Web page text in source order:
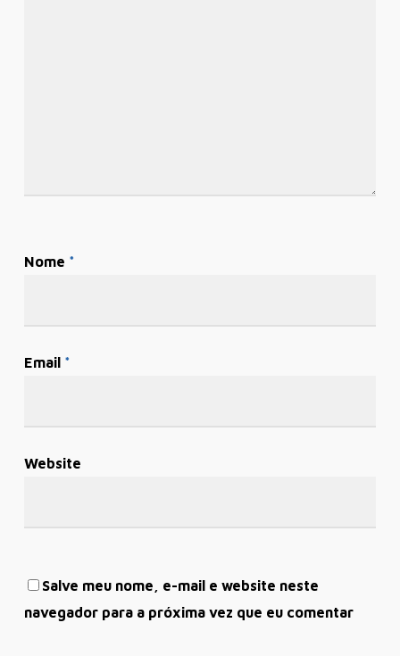
Nome *
Email *
Website
Salve meu nome, e-mail e website neste
navegador para a próxima vez que eu comentar